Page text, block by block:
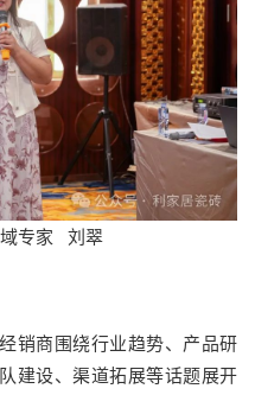
域专家 刘翠
销商围绕行业趋势、产品研
建设、渠道拓展等话题展开